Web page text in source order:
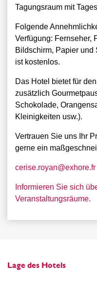
Tagungsraum mit
Folgende
Verfügung: Fernseher,
Bildschirm, Papier und
ist kostenlos.
Das Hotel bietet für
zusätzlich
Schokolade,
Kleinigkeiten usw.).
Vertrauen Sie uns Ihr
gerne ein
cerise.royan@exhore.fr
Informieren Sie sich
Veranstaltungsräume.
Lage des Hotels